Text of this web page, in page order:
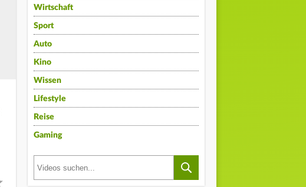
Wirtschaft
Sport
Auto
Kino
Wissen
Lifestyle
Reise
Gaming